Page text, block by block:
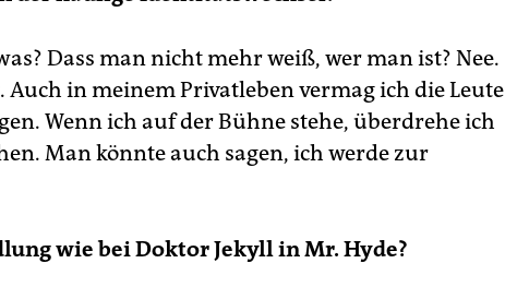
Dass man nicht mehr weiß, wer man ist? Nee.
in meinem Privatleben vermag ich die Leute
Wenn ich auf der Bühne stehe, überdrehe ich
Man könnte auch sagen, ich werde zur
wie bei Doktor Jekyll in Mr. Hyde?